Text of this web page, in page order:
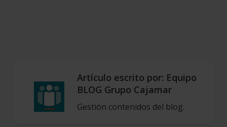
Artículo escrito por: Equipo
BLOG Grupo Cajamar
Gestión contenidos del blog.